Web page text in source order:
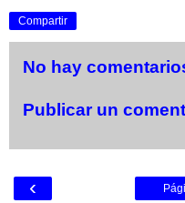
Compartir
No hay
Publicar un
‹